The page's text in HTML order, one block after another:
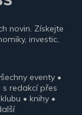
novin. Získejte
investic,
eventy •
redakcí přes
• knihy •